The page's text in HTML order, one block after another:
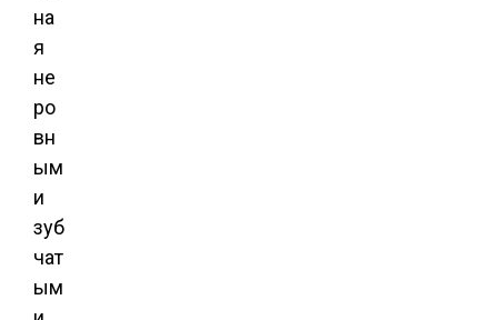
на
я
не
ро
вн
ым
и
зуб
чат
ым